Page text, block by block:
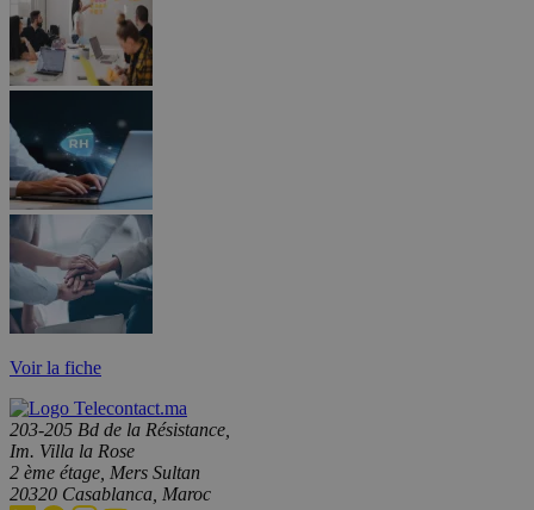
Voir la fiche
203-205 Bd de la Résistance,
Im. Villa la Rose
2 ème étage, Mers Sultan
20320 Casablanca, Maroc